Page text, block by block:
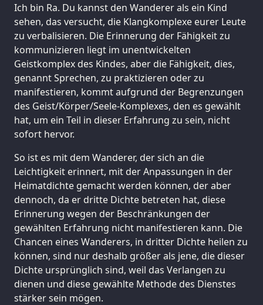
Ich bin Ra. Du kannst den Wanderer als ein Kind
sehen, das versucht, die Klangkomplexe eurer Leute
zu verbalisieren. Die Erinnerung der Fähigkeit zu
kommunizieren liegt im unentwickelten
Geistkomplex des Kindes, aber die Fähigkeit, dies,
genannt Sprechen, zu praktizieren oder zu
manifestieren, kommt aufgrund der Begrenzungen
des Geist/Körper/Seele-Komplexes, den es gewählt
hat, um ein Teil in dieser Erfahrung zu sein, nicht
sofort hervor.
So ist es mit dem Wanderer, der sich an die
Leichtigkeit erinnert, mit der Anpassungen in der
Heimatdichte gemacht werden können, der aber
dennoch, da er dritte Dichte betreten hat, diese
Erinnerung wegen der Beschränkungen der
gewählten Erfahrung nicht manifestieren kann. Die
Chancen eines Wanderers, in dritter Dichte heilen zu
können, sind nur deshalb größer als jene, die dieser
Dichte ursprünglich sind, weil das Verlangen zu
dienen und diese gewählte Methode des Dienstes
stärker sein mögen.